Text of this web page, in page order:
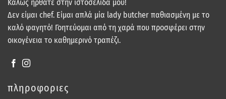
Καλώς ήρθατε στην ιστοσελίδα μου!
Δεν είμαι chef. Είμαι απλά μία lady butcher παθιασμένη με το
καλό φαγητό! Γοητεύομαι από τη χαρά που προσφέρει στην
οικογένεια το καθημερινό τραπέζι.
πληροφοριες